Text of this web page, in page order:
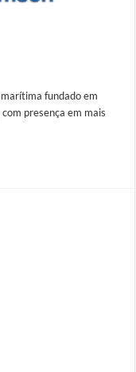
fundado em
presença em mais